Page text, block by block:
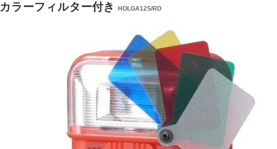
カラーフィルター付き
HOLGA12S/RD